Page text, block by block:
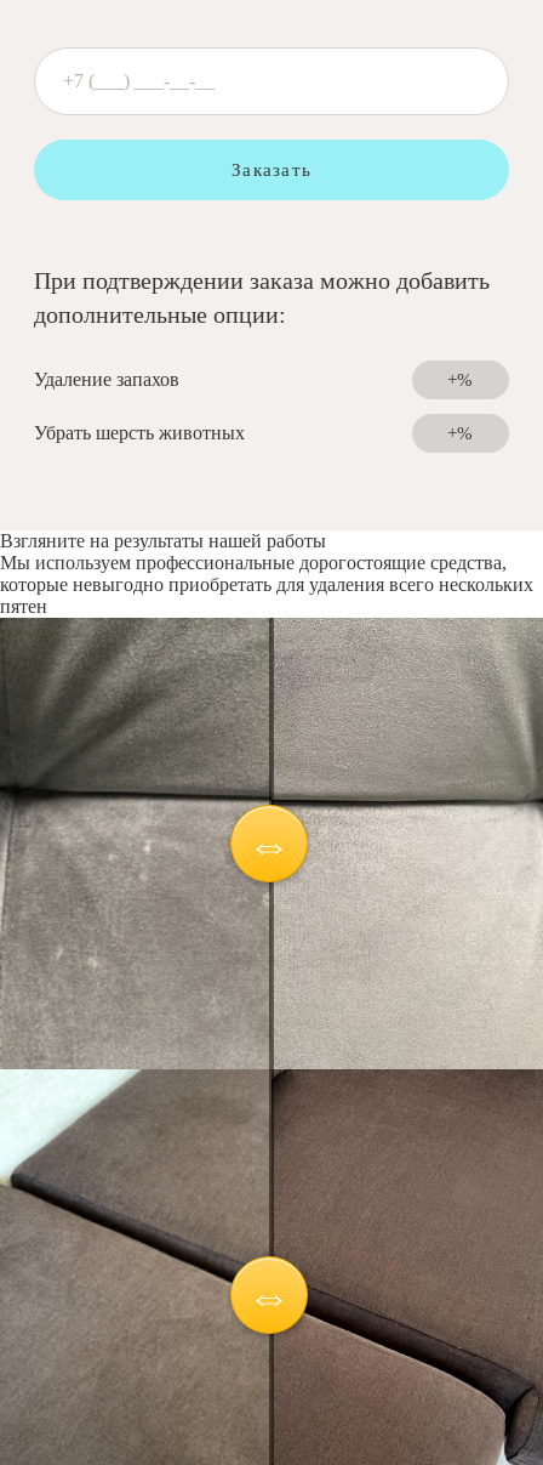
Заказать
При подтверждении заказа можно добавить
дополнительные опции:
Удаление запахов +%
Убрать шерсть животных +%
Взгляните на результаты нашей работы
Мы используем профессиональные дорогостоящие средства,
которые невыгодно приобретать для удаления всего нескольких
пятен